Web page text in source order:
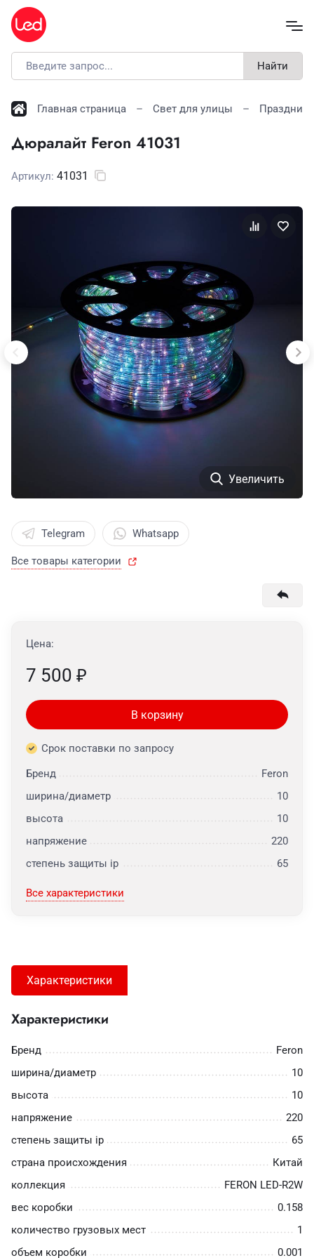
Найти
Главная страница Свет для улицы
Дюралайт Feron 41031
Артикул: 41031
Увеличить
Telegram Whatsapp
Все товары категории
Цена:
7 500 ₽
В корзину
Срок поставки по запросу
Бренд
Feron
ширина/диаметр
10
высота
10
напряжение
220
степень защиты ip
65
Все характеристики
Характеристики
Характеристики
Бренд
Feron
ширина/диаметр
10
высота
10
напряжение
220
степень защиты ip
65
страна происхождения
Китай
коллекция
FERON LED-R2W
вес коробки
0.158
количество грузовых мест
1
объем коробки
0.001